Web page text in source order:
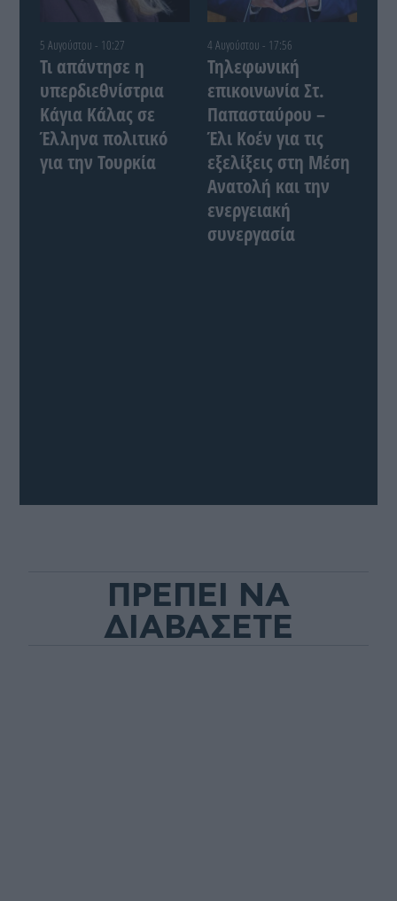
5 Αυγούστου - 10:27
Τι απάντησε η
υπερδιεθνίστρια
Κάγια Κάλας σε
Έλληνα πολιτικό
για την Τουρκία
4 Αυγούστου - 17:56
Τηλεφωνική
επικοινωνία Στ.
Παπασταύρου –
Έλι Κοέν για τις
εξελίξεις στη Μέση
Ανατολή και την
ενεργειακή
συνεργασία
ΠΡΕΠΕΙ ΝΑ
ΔΙΑΒΑΣΕΤΕ